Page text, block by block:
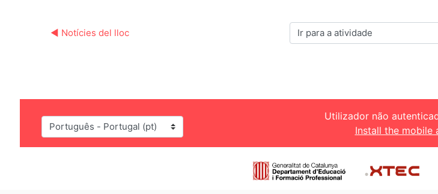
◀︎ Notícies del lloc
Ir para a atividade
Idioma
Utilizador não
Install the mobile